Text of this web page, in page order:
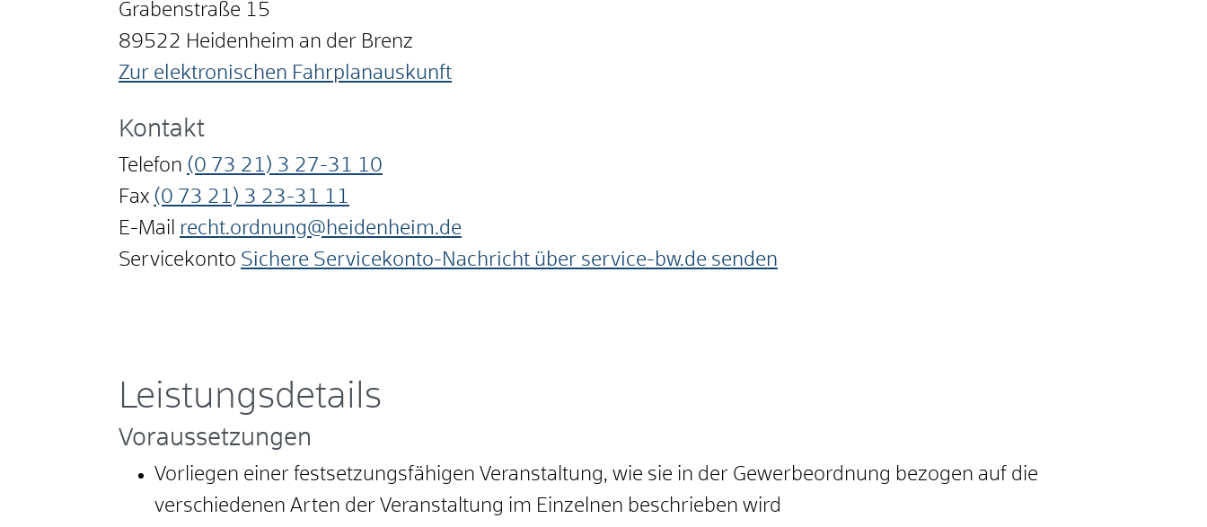
Grabenstraße 15
89522 Heidenheim an der Brenz
Zur elektronischen Fahrplanauskunft
Kontakt
Telefon (0 73 21) 3 27-31 10
Fax (0 73 21) 3 23-31 11
E-Mail recht.ordnung@heidenheim.de
Servicekonto Sichere Servicekonto-Nachricht über service-bw.de senden
Leistungsdetails
Voraussetzungen
Vorliegen einer festsetzungsfähigen Veranstaltung, wie sie in der Gewerbeordnung bezogen auf die
verschiedenen Arten der Veranstaltung im Einzelnen beschrieben wird